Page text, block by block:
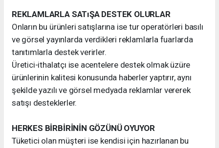
REKLAMLARLA SATıŞA DESTEK OLURLAR
Onların bu ürünleri satışlarına ise tur operatörleri basılı
ve görsel yayınlarda verdikleri reklamlarla fuarlarda
tanıtımlarla destek verirler.
Üretici-ithalatçı ise acentelere destek olmak üzüre
ürünlerinin kalitesi konusunda haberler yaptırır, aynı
şekilde yazılı ve görsel medyada reklamlar vererek
satışı desteklerler.
HERKES BİRBİRİNİN GÖZÜNÜ OYUYOR
Tüketici olan müşteri ise kendisi için hazırlanan bu